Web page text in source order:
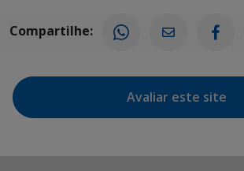
Compartilhe:
Avaliar este site